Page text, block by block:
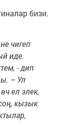
бизи.
чигеп
иде.
- дип
– Ул
ел элек,
кызык